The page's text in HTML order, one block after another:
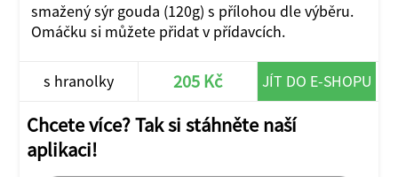
smažený sýr gouda (120g) s přílohou dle výběru.
Omáčku si můžete přidat v přídavcích.
s hranolky 205 Kč JÍT DO E-SHOPU
Chcete více? Tak si stáhněte naší
aplikaci!